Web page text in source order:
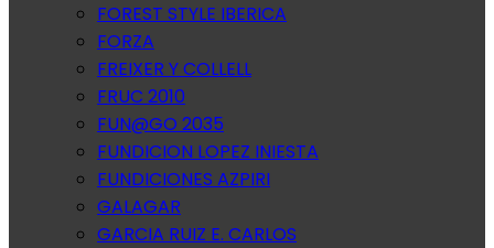
FOREST STYLE IBERICA
FORZA
FREIXER Y COLLELL
FRUC 2010
FUN@GO 2035
FUNDICION LOPEZ INIESTA
FUNDICIONES AZPIRI
GALAGAR
GARCIA RUIZ E. CARLOS